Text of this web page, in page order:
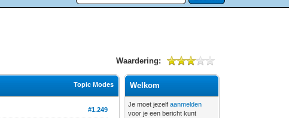
Waardering:
Topic Modes
#1.249
Welkom
Je moet jezelfaanmelden
voor je een bericht kunt